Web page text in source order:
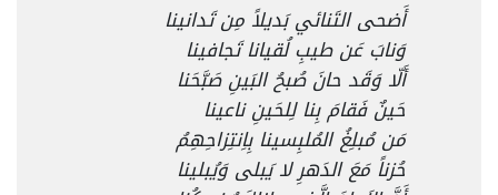
أَضحى التَنائي بَديلاً مِن تَدانينا
وَنابَ عَن طيبِ لُقيانا تَجافينا
أَلّا وَقَد حانَ صُبحُ البَينِ صَبَّحَنا
حَينٌ فَقامَ بِنا لِلحَينِ ناعينا
مَن مُبلِغُ المُلبِسينا بِاِنتِزاحِهِمُ
حُزناً مَعَ الدَهرِ لا يَبلى وَيُبلينا